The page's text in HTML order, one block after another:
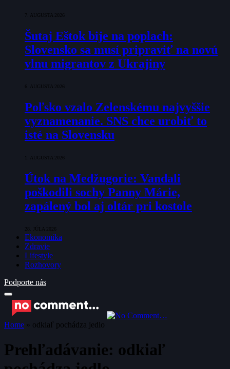
7. AUGUSTA 2026
Šutaj Eštok bije na poplach:
Slovensko sa musí pripraviť na novú
vlnu migrantov z Ukrajiny
6. AUGUSTA 2026
Poľsko vzalo Zelenskému najvyššie
vyznamenanie. SNS chce urobiť to
isté na Slovensku
1. AUGUSTA 2026
Útok na Medžugorie: Vandali
poškodili sochy Panny Márie,
zapálený bol aj oltár pri kostole
28. JÚLA 2026
Ekonomika
Zdravie
Lifestyle
Rozhovory
Podporte nás
Home » odkiaľ pochádza jedlo
Prehľadávanie: odkiaľ